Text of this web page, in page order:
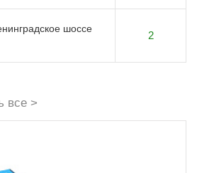
шоссе
2
все >